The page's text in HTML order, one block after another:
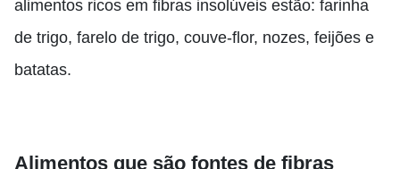
alimentos ricos em fibras insolúveis estão: farinha
de trigo, farelo de trigo, couve-flor, nozes, feijões e
batatas.
Alimentos que são fontes de fibras